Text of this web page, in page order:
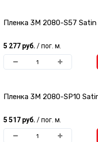
Пленка 3M 2080-S57 Satin
5 277 руб. / пог. м.
Пленка 3M 2080-SP10
5 517 руб. / пог. м.